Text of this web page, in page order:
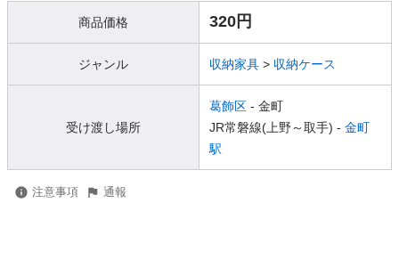
商品価格 320円
ジャンル 収納家具 > 収納ケース
受け渡し場所
葛飾区 - 金町
JR常磐線(上野～取手) - 金町
駅
注意事項 通報